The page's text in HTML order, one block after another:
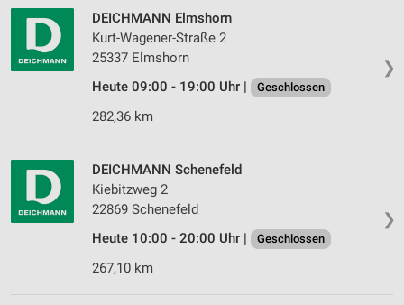
❯
DEICHMANN Elmshorn
Kurt-Wagener-Straße 2
25337 Elmshorn
Heute 09:00 - 19:00 Uhr |
Geschlossen
282,36 km
❯
DEICHMANN Schenefeld
Kiebitzweg 2
22869 Schenefeld
Heute 10:00 - 20:00 Uhr |
Geschlossen
267,10 km